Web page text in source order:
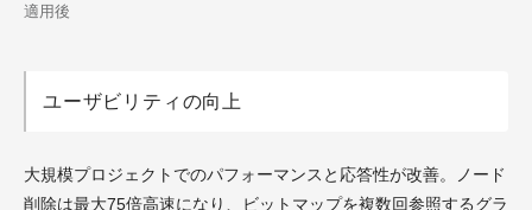
適用後
ユーザビリティの向上
大規模プロジェクトでのパフォーマンスと応答性が改善。ノード
削除は最大75倍高速になり、ビットマップを複数回参照するグラ